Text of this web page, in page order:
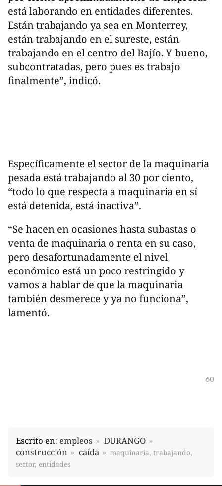
está laborando en entidades diferentes.
Están trabajando ya sea en Monterrey,
están trabajando en el sureste, están
trabajando en el centro del Bajío. Y bueno,
subcontratadas, pero pues es trabajo
finalmente”, indicó.
Específicamente el sector de la maquinaria
pesada está trabajando al 30 por ciento,
“todo lo que respecta a maquinaria en sí
está detenida, está inactiva”.
“Se hacen en ocasiones hasta subastas o
venta de maquinaria o renta en su caso,
pero desafortunadamente el nivel
económico está un poco restringido y
vamos a hablar de que la maquinaria
también desmerece y ya no funciona”,
lamentó.
60
Escrito en: empleos
DURANGO
construcción
caída
maquinaria, trabajando,
sector, entidades